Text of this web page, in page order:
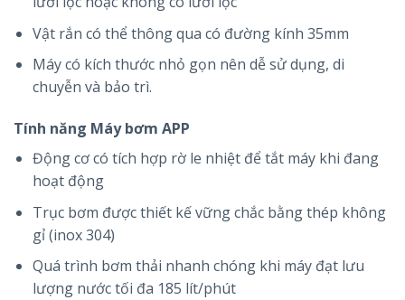
Vật rắn có thể thông qua có đường kính 35mm
Máy có kích thước nhỏ gọn nên dễ sử dụng, di
chuyễn và bảo trì.
Tính năng Máy bơm APP
Động cơ có tích hợp rờ le nhiệt đểtắtmáy khi đang
hoạt động
Trục bơm đượcthiết kếvững chắcbằng thép không
gỉ (inox 304)
Quá trình bơm thải nhanh chóng khi máy đạt lưu
lượng nước tối đa 185 lít/phút